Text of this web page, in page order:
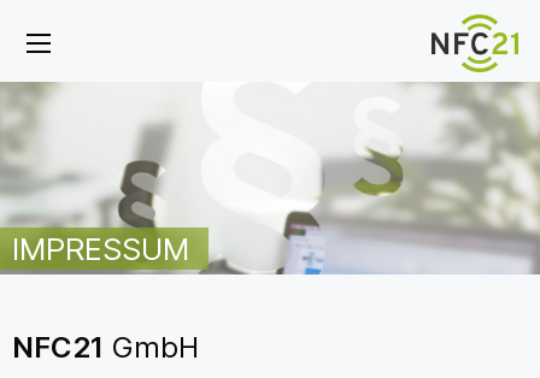
IMPRESSUM
NFC21 GmbH